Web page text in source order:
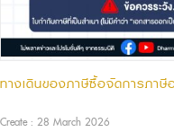
ทางเดินของภาษีซื้อจัดการภาษี
Create : 28 March 2026